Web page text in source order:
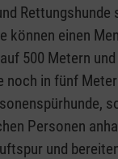
Rettungshunde
können einen
500 Metern
noch in fünf
Personen
und